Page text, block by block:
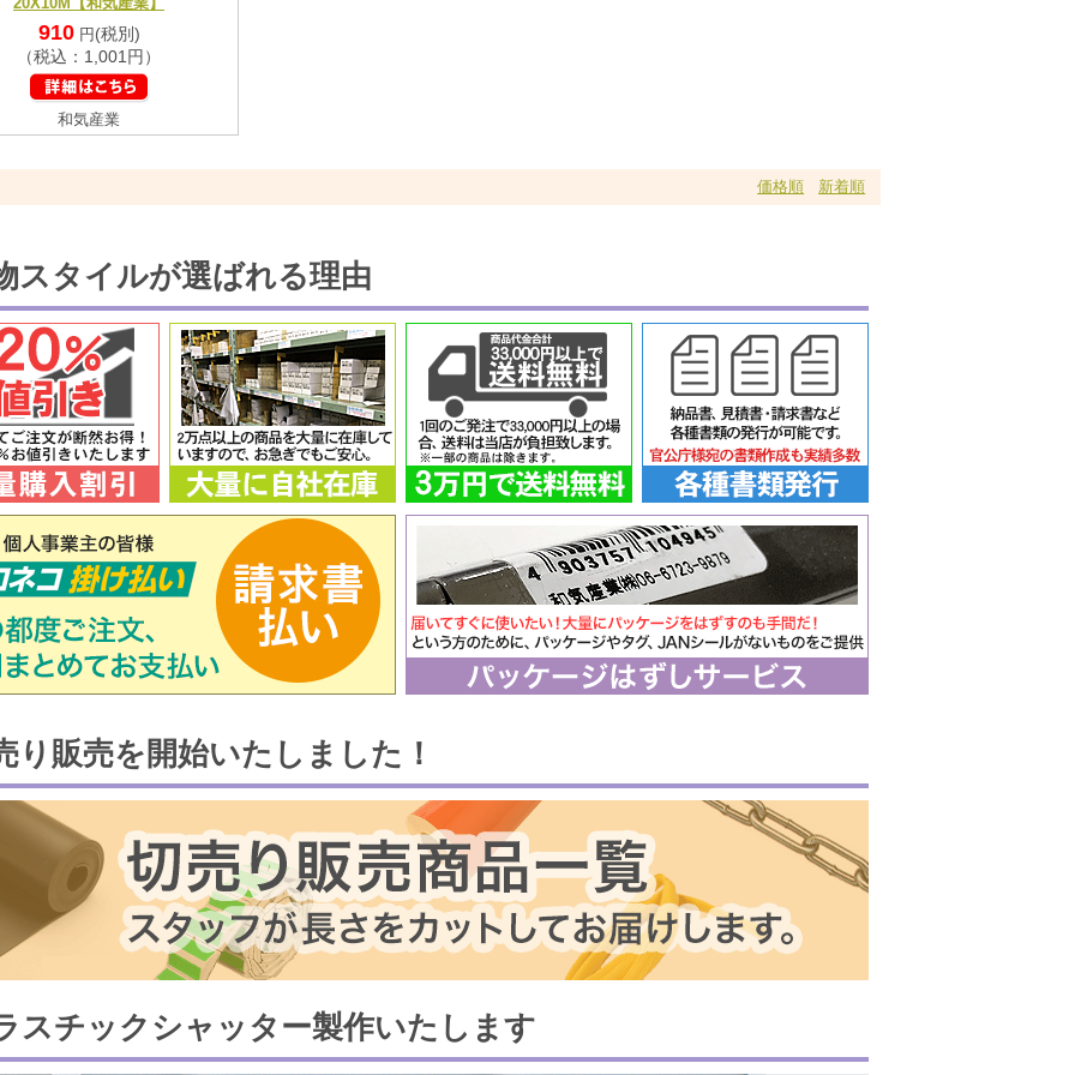
910円 (税別)
（税込：1,001円）
和気産業
価格順 新着順
スタイルが選ばれる理由
り販売を開始いたしました！
スチックシャッター製作いたします